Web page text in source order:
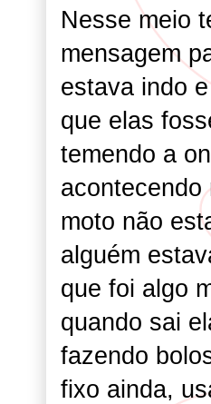
Nesse meio
mensagem
estava indo
que elas
temendo a
moto não
alguém
que foi algo
quando sai
fazendo
fixo ainda,